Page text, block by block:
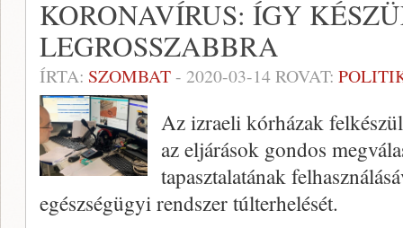
KORONAVÍRUS: ÍGY
LEGROSSZABBRA
ÍRTA: SZOMBAT- 2020-03-14ROVAT:
Az izraeli kórházak
az eljárások gondos
tapasztalatának
egészségügyi rendszer túlterhelését.